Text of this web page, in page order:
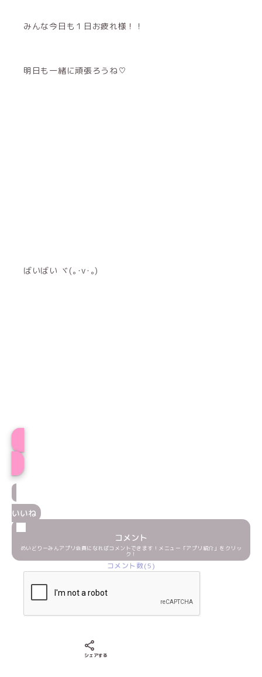
みんな今日も１日お疲れ様！！
明日も一緒に頑張ろうね♡
ばいばい ヾ(｡･v･｡)
いいね
コメント
めいどりーみんアプリ会員になればコメントできます！メニュー「アプリ紹介」をクリッ
ク！
コメント数(5)
シェアする